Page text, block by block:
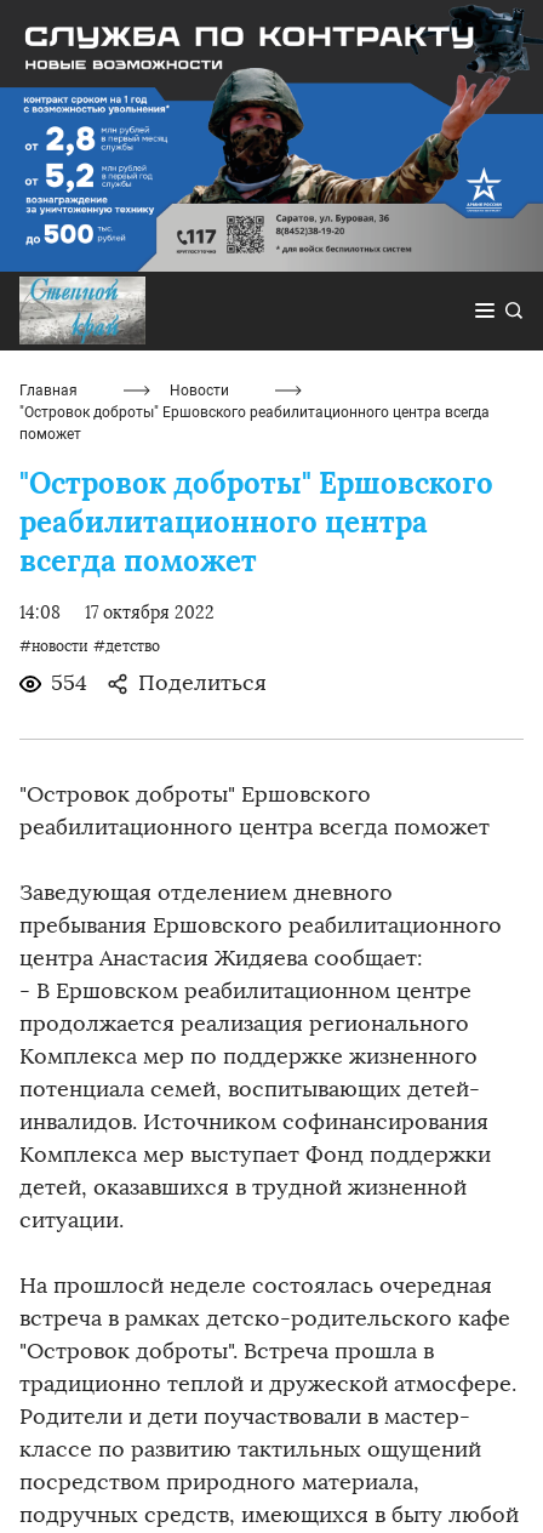
Главная
Новости
"Островок доброты" Ершовского реабилитационного центра всегда
поможет
"Островок доброты" Ершовского
реабилитационного центра
всегда поможет
14:08 17 октября 2022
#новости #детство
554 Поделиться
"Островок доброты" Ершовского
реабилитационного центра всегда поможет
Заведующая отделением дневного
пребывания Ершовского реабилитационного
центра Анастасия Жидяева сообщает:
- В Ершовском реабилитационном центре
продолжается реализация регионального
Комплекса мер по поддержке жизненного
потенциала семей, воспитывающих детей-
инвалидов. Источником софинансирования
Комплекса мер выступает Фонд поддержки
детей, оказавшихся в трудной жизненной
ситуации.
На прошлосй неделе состоялась очередная
встреча в рамках детско-родительского кафе
"Островок доброты". Встреча прошла в
традиционно теплой и дружеской атмосфере.
Родители и дети поучаствовали в мастер-
классе по развитию тактильных ощущений
посредством природного материала,
подручных средств, имеющихся в быту любой